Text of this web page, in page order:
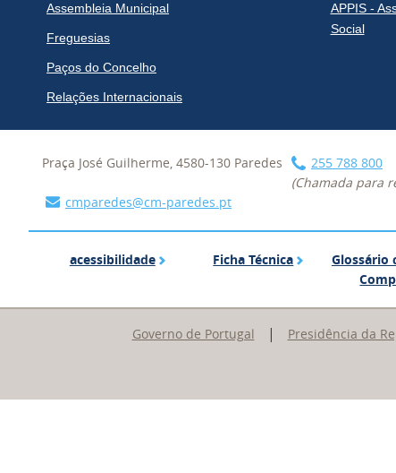
Assembleia Municipal
Freguesias
Paços do Concelho
Relações Internacionais
APPIS -
Social
Praça José Guilherme, 4580-130 Paredes
255 788 800
(Chamada para
cmparedes@cm-paredes.pt
acessibilidade
acessibilidade Ficha Técnica
Ficha Técnica
Glossário
Governo de Portugal | Presidência da